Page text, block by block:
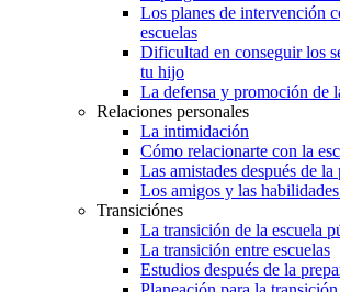
Los planes de intervención
escuelas
Dificultad en conseguir los
tu hijo
La defensa y promoción de
Relaciones personales
La intimidación
Cómo relacionarte con la
Las amistades después de la
Los amigos y las
Transiciónes
La transición de la escuela
La transición entre escuelas
Estudios después de la